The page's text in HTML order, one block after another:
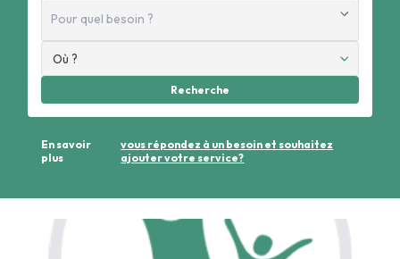
Recherche
En savoir
plus
vous répondez à un besoin et souhaitez
ajouter votre service?